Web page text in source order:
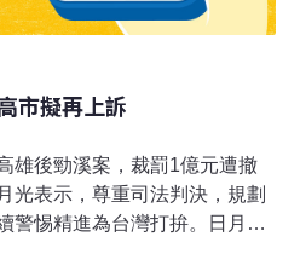
市擬再上訴
雄後勁溪案，裁罰1億元遭撤
光表示，尊重司法判決，規劃
警惕精進為台灣打拚。日月光